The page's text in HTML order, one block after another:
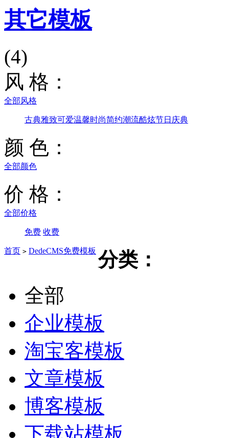
其它模板
(4)
风 格：
全部风格
古典雅致可爱温馨时尚简约潮流酷炫节日庆典
颜 色：
全部颜色
价 格：
全部价格
免费 收费
首页 > DedeCMS免费模板 分类：
全部
企业模板
淘宝客模板
文章模板
博客模板